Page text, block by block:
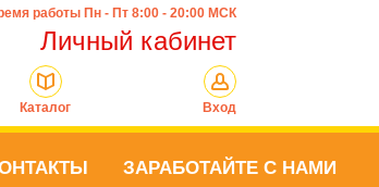
работы Пн - Пт 8:00 - 20:00 МСК
Личный кабинет
Каталог Вход
ЗАРАБОТАЙТЕ С НАМИ